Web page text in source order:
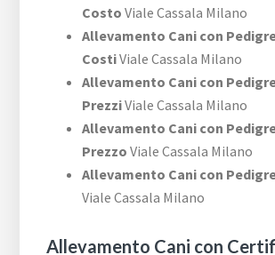
Costo Viale Cassala Milano
Allevamento Cani con
CostiViale Cassala Milano
Allevamento Cani con
PrezziViale Cassala Milano
Allevamento Cani con
Prezzo Viale Cassala Milano
Allevamento Cani con
Viale Cassala Milano
Allevamento Cani con